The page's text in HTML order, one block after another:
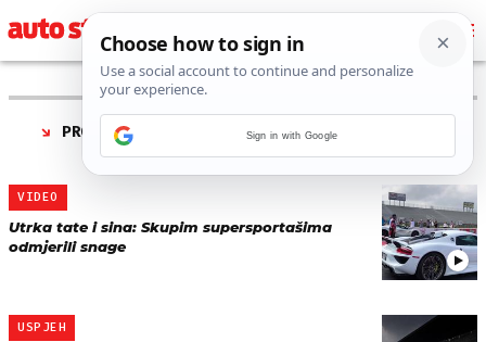
PRONAĐENO 5 REZULTATA ZA TAG “
SPYDER”
VIDEO
Utrka tate i sina: Skupim supersportašima
odmjerili snage
USPJEH
Sign in with Google